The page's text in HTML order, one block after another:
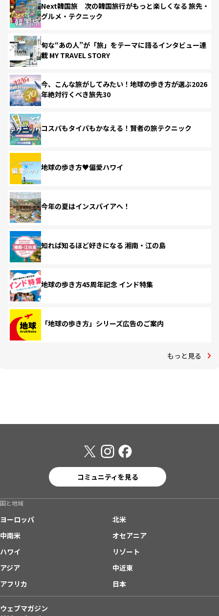
Next韓国旅 次の韓国旅行がもっと楽しくなる 旅先・
グルメ・テクニック
旬な“あの人”が「旅」をテーマに語るインタビュー連
載 MY TRAVEL STORY
今、こんな旅がしてみたい！地球の歩き方が選ぶ2026
年絶対行くべき旅先30
コスパもタイパもかなえる！賢者の旅テクニック
地球の歩き方♥偏愛ハワイ
今年の夏はインスパイアへ！
知れば知るほど好きになる 湘南・江の島
地球の歩き方45周年記念 インド特集
「地球の歩き方」シリーズ広告のご案内
もっと見る
コミュニティを見る
国と地域
ヨーロッパ
北米
中南米
オセアニア
ハワイ
リゾート
アジア
中近東
アフリカ
日本
ウェブマガジン